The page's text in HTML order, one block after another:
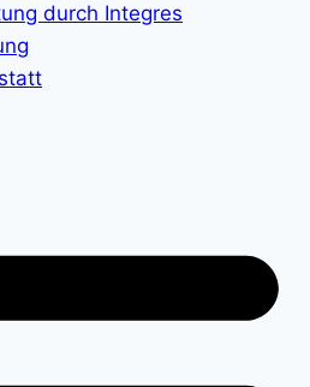
durch Integres